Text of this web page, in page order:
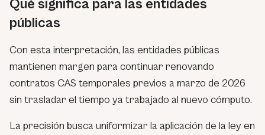
Qué significa para las entidades
públicas
Con esta interpretación, las entidades públicas
mantienen margen para continuar renovando
contratos CAS temporales previos a marzo de 2026
sin trasladar el tiempo ya trabajado al nuevo cómputo.
La precisión busca uniformizar la aplicación de la ley en